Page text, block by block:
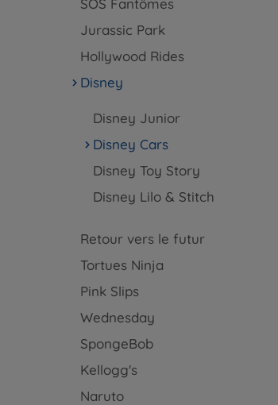
SOS Fantômes
Jurassic Park
Hollywood Rides
Disney
Disney Junior
Disney Cars
Disney Toy Story
Disney Lilo & Stitch
Retour vers le futur
Tortues Ninja
Pink Slips
Wednesday
SpongeBob
Kellogg's
Naruto